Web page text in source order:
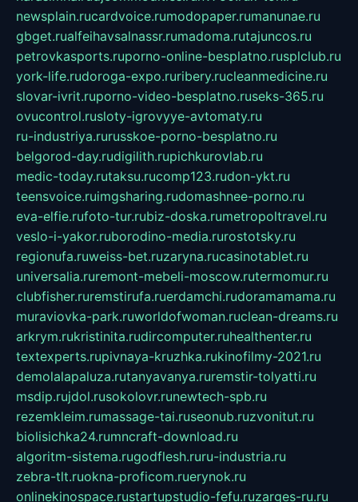
newsplain.rucardvoice.rumodopaper.rumanunae.ru
gbget.rualfeihavsalnassr.rumadoma.rutajuncos.ru
petrovkasports.ruporno-online-besplatno.rusplclub.ru
york-life.rudoroga-expo.ruribery.rucleanmedicine.ru
slovar-ivrit.ruporno-video-besplatno.ruseks-365.ru
ovucontrol.rusloty-igrovyye-avtomaty.ru
ru-industriya.rurusskoe-porno-besplatno.ru
belgorod-day.rudigilith.rupichkurovlab.ru
medic-today.rutaksu.rucomp123.rudon-ykt.ru
teensvoice.ruimgsharing.rudomashnee-porno.ru
eva-elfie.rufoto-tur.rubiz-doska.rumetropoltravel.ru
veslo-i-yakor.ruborodino-media.rurostotsky.ru
regionufa.ruweiss-bet.ruzaryna.rucasinotablet.ru
universalia.ruremont-mebeli-moscow.rutermomur.ru
clubfisher.ruremstirufa.ruerdamchi.rudoramamama.ru
muraviovka-park.ruworldofwoman.ruclean-dreams.ru
arkrym.rukristinita.rudircomputer.ruhealthenter.ru
textexperts.rupivnaya-kruzhka.rukinofilmy-2021.ru
demolalapaluza.rutanyavanya.ruremstir-tolyatti.ru
msdip.rujdol.rusokolovr.runewtech-spb.ru
rezemkleim.rumassage-tai.ruseonub.ruzvonitut.ru
biolisichka24.rumncraft-download.ru
algoritm-sistema.rugodflesh.ruru-industria.ru
zebra-tlt.ruokna-proficom.ruerynok.ru
onlinekinospace.rustartupstudio-fefu.ruzarges-ru.ru